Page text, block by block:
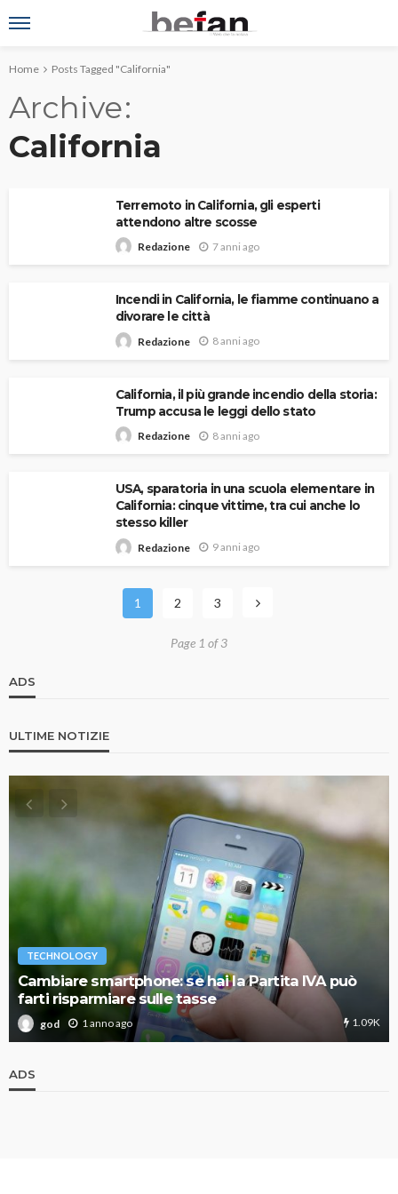
Home Posts Tagged "California"
Archive
California
Terremoto in California, gli esperti
attendono altre scosse
Redazione 7 anni ago
Incendi in California, le fiamme continuano a
divorare le città
Redazione 8 anni ago
California, il più grande incendio della storia:
Trump accusa le leggi dello stato
Redazione 8 anni ago
USA, sparatoria in una scuola elementare in
California: cinque vittime, tra cui anche lo
stesso killer
Redazione 9 anni ago
1 2 3
Page 1 of 3
ADS
ULTIME NOTIZIE
TECHNOLOGY
Cambiare smartphone: se hai la Partita IVA può
farti risparmiare sulle tasse
god 1 anno ago 1.09K
ADS